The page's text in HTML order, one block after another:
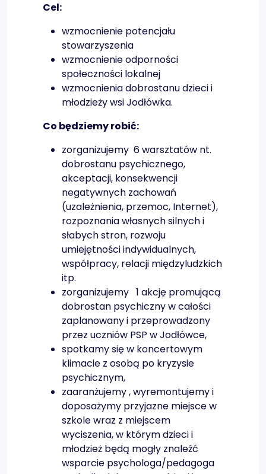
Cel:
wzmocnienie potencjału
stowarzyszenia
wzmocnienie odporności
społeczności lokalnej
wzmocnienia dobrostanu dzieci i
młodzieży wsi Jodłówka.
Co będziemy robić:
zorganizujemy 6 warsztatów nt.
dobrostanu psychicznego,
akceptacji, konsekwencji
negatywnych zachowań
(uzależnienia, przemoc, Internet),
rozpoznania własnych silnych i
słabych stron, rozwoju
umiejętności indywidualnych,
współpracy, relacji międzyludzkich
itp.
zorganizujemy 1 akcję promującą
dobrostan psychiczny w całości
zaplanowany i przeprowadzony
przez uczniów PSP w Jodłówce,
spotkamy się w koncertowym
klimacie z osobą po kryzysie
psychicznym,
zaaranżujemy , wyremontujemy i
doposażymy przyjazne miejsce w
szkole wraz z miejscem
wyciszenia, w którym dzieci i
młodzież będą mogły znaleźć
wsparcie psychologa/pedagoga